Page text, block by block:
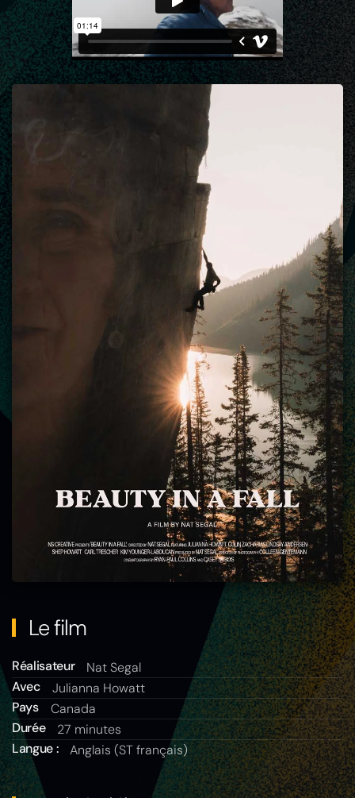
Le film
Réalisateur
Nat Segal
Avec
Julianna Howatt
Pays
Canada
Durée
27 minutes
Langue :
Anglais (ST français)